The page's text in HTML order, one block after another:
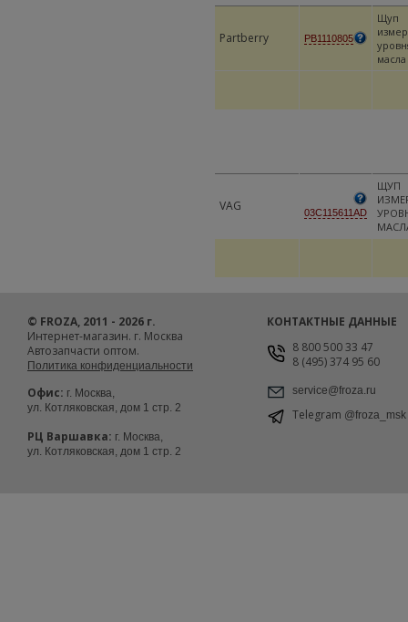
Partberry PB1110805
Щуп
масла
VAG 03C115611AD
ЩУП
© FROZA, 2011 - 2026 г.
Интернет-магазин. г. Москва
Автозапчасти оптом.
Политика конфиденциальности
Офис: г. Москва,
ул. Котляковская, дом 1 стр. 2
РЦ Варшавка: г. Москва,
ул. Котляковская, дом 1 стр. 2
КОНТАКТНЫЕ ДАННЫЕ
8 800 500 33 47
8 (495) 374 95 60
service@froza.ru
Telegram @froza_msk